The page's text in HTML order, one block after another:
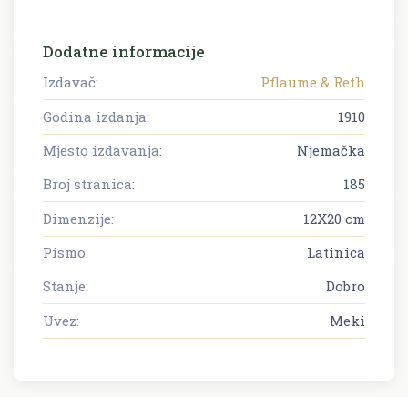
Dodatne informacije
Izdavač:
Pflaume & Reth
Godina izdanja:
1910
Mjesto izdavanja:
Njemačka
Broj stranica:
185
Dimenzije:
12X20 cm
Pismo:
Latinica
Stanje:
Dobro
Uvez:
Meki